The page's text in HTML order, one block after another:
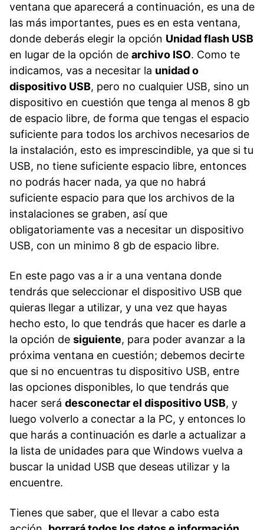
ventana que aparecerá a continuación, es una de
las más importantes, pues es en esta ventana,
donde deberás elegir la opción Unidad flash USB
en lugar de la opción de archivo ISO. Como te
indicamos, vas a necesitar la unidad o
dispositivo USB, pero no cualquier USB, sino un
dispositivo en cuestión que tenga al menos 8 gb
de espacio libre, de forma que tengas el espacio
suficiente para todos los archivos necesarios de
la instalación, esto es imprescindible, ya que si tu
USB, no tiene suficiente espacio libre, entonces
no podrás hacer nada, ya que no habrá
suficiente espacio para que los archivos de la
instalaciones se graben, así que
obligatoriamente vas a necesitar un dispositivo
USB, con un minimo 8 gb de espacio libre.
En este pago vas a ir a una ventana donde
tendrás que seleccionar el dispositivo USB que
quieras llegar a utilizar, y una vez que hayas
hecho esto, lo que tendrás que hacer es darle a
la opción de siguiente, para poder avanzar a la
próxima ventana en cuestión; debemos decirte
que si no encuentras tu dispositivo USB, entre
las opciones disponibles, lo que tendrás que
hacer será desconectar el dispositivo USB, y
luego volverlo a conectar a la PC, y entonces lo
que harás a continuación es darle a actualizar a
la lista de unidades para que Windows vuelva a
buscar la unidad USB que deseas utilizar y la
encuentre.
Tienes que saber, que el llevar a cabo esta